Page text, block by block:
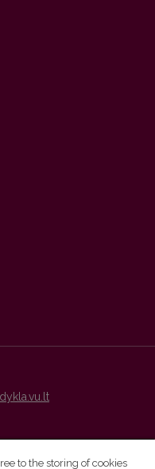
to the storing of cookies